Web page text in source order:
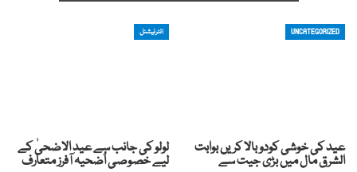
UNCATEGORIZED
عید کی خوشی کودوبالا کریں بوابت
الشرق مال میں بڑی جیت سے
انٹرنیشنل
لولو کی جانب سے عید الاضحیٰ کے
لیے خصوصی اُضحیہ آفرز متعارف